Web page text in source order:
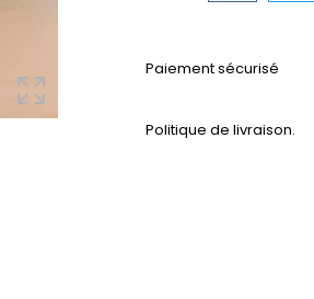
Paiement sécurisé
Politique de livraison.